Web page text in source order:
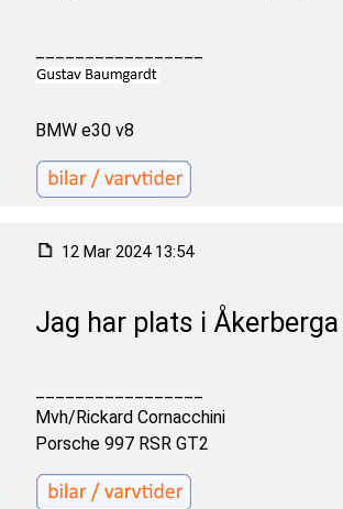
BMW e30 v8
12 Mar 2024 13:54
Jag har plats i Åkerberga
Mvh/Rickard Cornacchini
Porsche 997 RSR GT2